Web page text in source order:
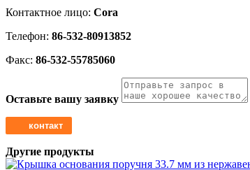
Контактное лицо: Cora
Телефон: 86-532-80913852
Факс: 86-532-55785060
Оставьте вашу заявку
Другие продукты